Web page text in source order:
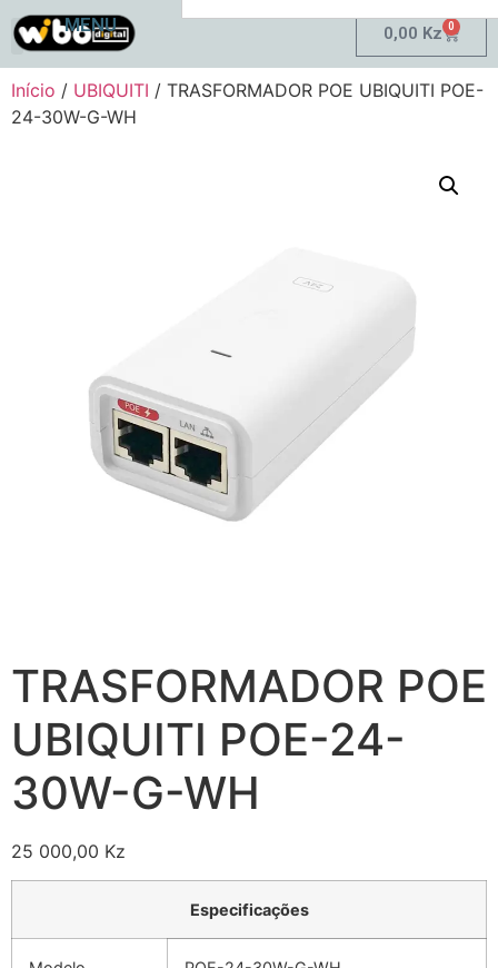
0,00 Kz 0
MENU
Início / UBIQUITI / TRASFORMADOR POE UBIQUITI POE-
24-30W-G-WH
TRASFORMADOR POE
UBIQUITI POE-24-
30W-G-WH
25 000,00 Kz
Especificações